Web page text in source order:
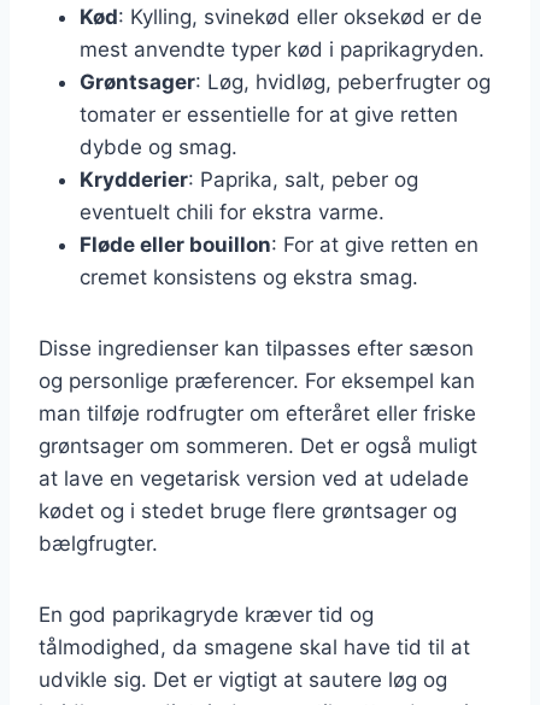
Kød: Kylling, svinekød eller oksekød er de
mest anvendte typer kød i paprikagryden.
Grøntsager: Løg, hvidløg, peberfrugter og
tomater er essentielle for at give retten
dybde og smag.
Krydderier: Paprika, salt, peber og
eventuelt chili for ekstra varme.
Fløde eller bouillon: For at give retten en
cremet konsistens og ekstra smag.
Disse ingredienser kan tilpasses efter sæson
og personlige præferencer. For eksempel kan
man tilføje rodfrugter om efteråret eller friske
grøntsager om sommeren. Det er også muligt
at lave en vegetarisk version ved at udelade
kødet og i stedet bruge flere grøntsager og
bælgfrugter.
En god paprikagryde kræver tid og
tålmodighed, da smagene skal have tid til at
udvikle sig. Det er vigtigt at sautere løg og